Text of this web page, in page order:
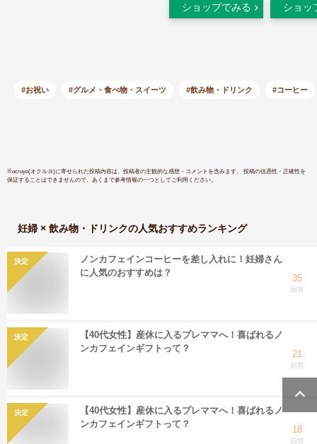
ヒー2袋入）メッセ
婚式 プレゼント ギ
ール 300円以下
ショップでみる
付き デ
ショッ
#お祝い #グルメ・食べ物・スイーツ #飲み物・ドリンク #コーヒー
※ocruyo(オクルヨ)に寄せられた投稿内容は、投稿者の主観的な感想・コメントを含みます。 投稿の信憑性・正確性を
保証することはできませんので、あくまで参考情報の一つとしてご利用ください。
妊婦 × 飲み物・ドリンクの人気おすすめランキング
決定
ノンカフェインコーヒーを差し入れに！妊婦さん
に人気のおすすめは？
35
回答
決定
【40代女性】産休に入るプレママへ！喜ばれるノ
ンカフェインギフトって？
21
回答
決定
【40代女性】産休に入るプレママへ！喜ばれるノ
ンカフェインギフトって？
18
回答